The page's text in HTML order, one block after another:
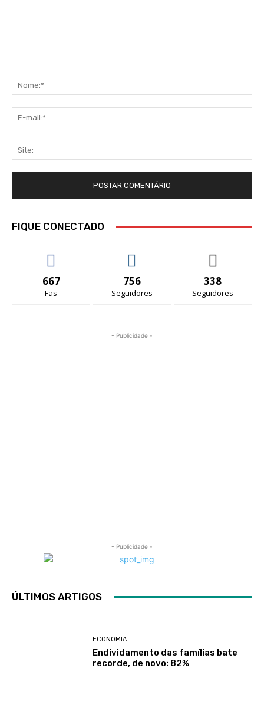
FIQUE CONECTADO
667
Fãs
756
Seguidores
338
Seguidores
- Publicidade -
- Publicidade -
ÚLTIMOS ARTIGOS
ECONOMIA
Endividamento das famílias bate
recorde, de novo: 82%